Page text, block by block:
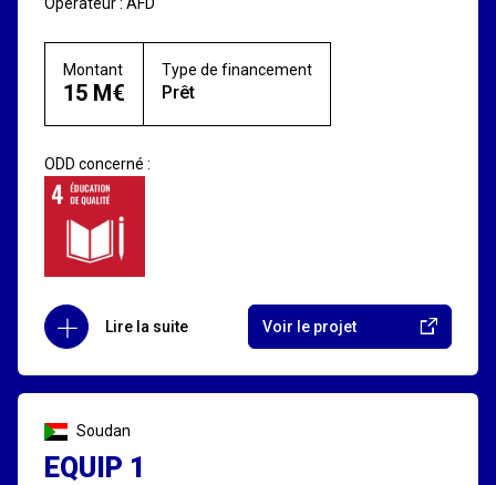
Montant
15 M€
Type de financement
Prêt
ODD concerné :
Lire la suite Voir le projet
Soudan
EQUIP 1